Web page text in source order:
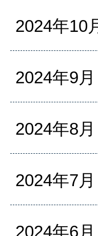
2024年10
2024年9月
2024年8月
2024年7月
2024年6月